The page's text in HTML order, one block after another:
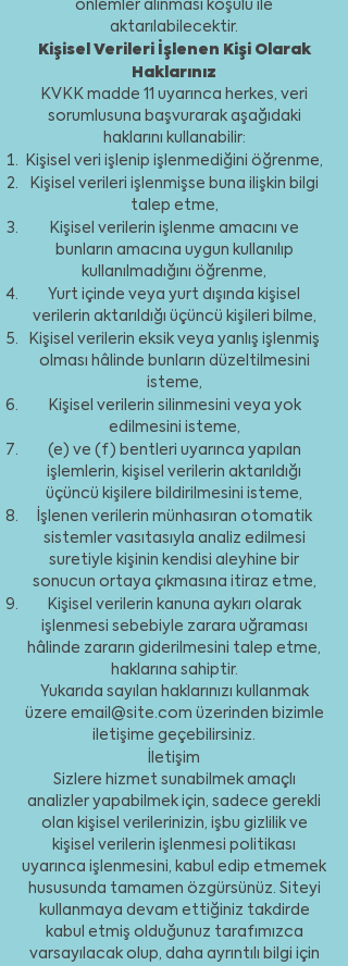
önlemler alınması koşulu ile
aktarılabilecektir.
Kişisel Verileri İşlenen Kişi Olarak
Haklarınız
KVKK madde 11 uyarınca herkes, veri
sorumlusuna başvurarak aşağıdaki
haklarını kullanabilir:
Kişisel veri işlenip işlenmediğini öğrenme,
Kişisel verileri işlenmişse buna ilişkin bilgi
talep etme,
Kişisel verilerin işlenme amacını ve
bunların amacına uygun kullanılıp
kullanılmadığını öğrenme,
Yurt içinde veya yurt dışında kişisel
verilerin aktarıldığı üçüncü kişileri bilme,
Kişisel verilerin eksik veya yanlış işlenmiş
olması hâlinde bunların düzeltilmesini
isteme,
Kişisel verilerin silinmesini veya yok
edilmesini isteme,
(e) ve (f) bentleri uyarınca yapılan
işlemlerin, kişisel verilerin aktarıldığı
üçüncü kişilere bildirilmesini isteme,
İşlenen verilerin münhasıran otomatik
sistemler vasıtasıyla analiz edilmesi
suretiyle kişinin kendisi aleyhine bir
sonucun ortaya çıkmasına itiraz etme,
Kişisel verilerin kanuna aykırı olarak
işlenmesi sebebiyle zarara uğraması
hâlinde zararın giderilmesini talep etme,
haklarına sahiptir.
Yukarıda sayılan haklarınızı kullanmak
üzere email@site.com üzerinden bizimle
iletişime geçebilirsiniz.
İletişim
Sizlere hizmet sunabilmek amaçlı
analizler yapabilmek için, sadece gerekli
olan kişisel verilerinizin, işbu gizlilik ve
kişisel verilerin işlenmesi politikası
uyarınca işlenmesini, kabul edip etmemek
hususunda tamamen özgürsünüz. Siteyi
kullanmaya devam ettiğiniz takdirde
kabul etmiş olduğunuz tarafımızca
varsayılacak olup, daha ayrıntılı bilgi için